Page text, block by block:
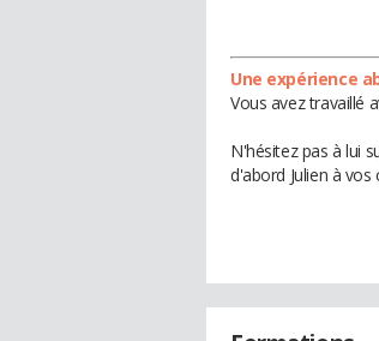
Une expérience
Vous avez travaillé
N'hésitez pas à lui
d'abord Julien à vos